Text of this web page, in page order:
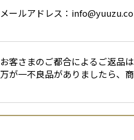
メールアドレス：
お客さまのご都合によるご返品
万が一不良品がありましたら、